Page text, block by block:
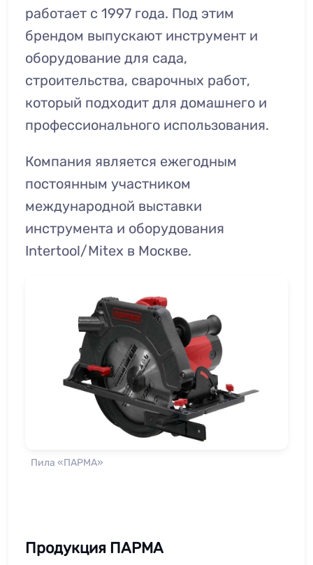
работает с 1997 года. Под этим
брендом выпускают инструмент и
оборудование для сада,
строительства, сварочных работ,
который подходит для домашнего и
профессионального использования.
Компания является ежегодным
постоянным участником
международной выставки
инструмента и оборудования
Intertool/Mitex в Москве.
Пила «ПАРМА»
Продукция ПАРМА